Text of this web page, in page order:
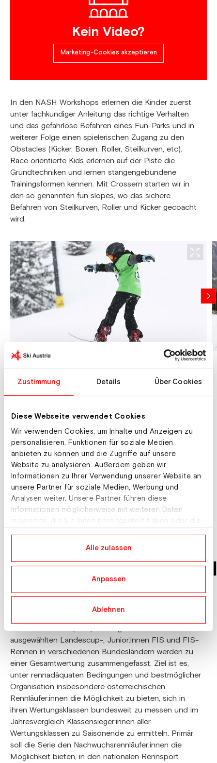
Zustimmung Details Über Cookies
Diese Webseite verwendet Cookies
Wir verwenden Cookies, um Inhalte und Anzeigen zu
personalisieren, Funktionen für soziale Medien
anbieten zu können und die Zugriffe auf unsere
Website zu analysieren. Außerdem geben wir
Informationen zu Ihrer Verwendung unserer Website an
unsere Partner für soziale Medien, Werbung und
Analysen weiter. Unsere Partner führen diese
Informationen möglicherweise mit weiteren Daten
Alle zulassen
Anpassen
Ablehnen
Kein Video?
Marketing-Cookies akzeptieren
In den NASH Workshops erlernen die Kinder zuerst
unter fachkundiger Anleitung das richtige Verhalten
und das gefahrlose Befahren eines Fun-Parks und in
weiterer Folge einen spielerischen Zugang zu den
Obstacles (Kicker, Boxen, Roller, Steilkurven, etc).
Race orientierte Kids erlernen auf der Piste die
Grundtechniken und lernen stangengebundene
Trainingsformen kennen. Mit Crossern starten wir in
den so genannten fun slopes, wo das sichere
Befahren von Steilkurven, Roller und Kicker gecoacht
wird.
ihre erlernten Fähigkeiten in den kinderadäquaten
Bewerben unter Beweis zu stellen. Im Rahmen der
Schulmeisterschaften, Landescup- oder SBAC-
Bewerben können Mädels und Jungs ihr Können unter
Beweis stellen und sich für das NASH-Finale
qualifizieren. Ski Austria lädt die besten 100 Kids zum
NASH Finale ein, bei dem es neben den Wertungen
der einzelnen Disziplinen auch eine Gesamtwertung
aus Race – Cross und Slope Style gibt. Gewertet wird
nach Girls und Boys in jeweils 2 Klassen – 7-10 Jahre
und 11-14 Jahre. Bei entsprechender Qualität des
Kurses wird das NASH Finale Cross auch als offizielle
österreichische Schüler:innenmeisterschaft gewertet.
Die SnowboardAustriaChallenge (SBAC) ist eine
nationale Veranstaltungsserie und gibt es für die
Snowboardcross (SBX). Die Ergebnisse bei
ausgewählten Landescup-, Junior:innen FIS und FIS-
Rennen in verschiedenen Bundesländern werden zu
einer Gesamtwertung zusammengefasst. Ziel ist es,
unter rennadäquaten Bedingungen und bestmöglicher
Organisation insbesondere österreichischen
Rennläufer:innen die Möglichkeit zu bieten, sich in
ihren Wertungsklassen bundesweit zu messen und im
Jahresvergleich Klassensieger:innen aller
Wertungsklassen zu Saisonende zu ermitteln. Primär
soll die Serie den Nachwuchsrennläufer:innen die
Möglichkeit bieten, in den nationalen Rennsport